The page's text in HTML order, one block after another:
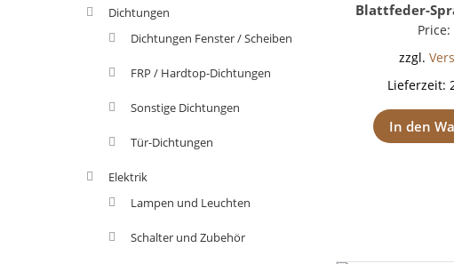
Blattfeder-
Price:
zzgl.
Lieferzeit:
In den
Dichtungen
Dichtungen Fenster / Scheiben
FRP / Hardtop-Dichtungen
Sonstige Dichtungen
Tür-Dichtungen
Elektrik
Lampen und Leuchten
Schalter und Zubehör